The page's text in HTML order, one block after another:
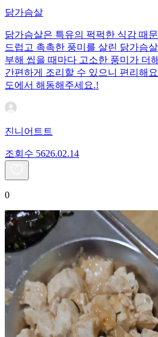
닭가슴살
닭가슴살은 특유의 퍽퍽한 식감 때
드럽고 촉촉한 풍미를 살린 닭가슴
부해 씹을 때마다 고소한 풍미가 더
간편하게 조리할 수 있으니 편리해
도에서 해동해주세요.!
진니어트트
조회수 5626.02.14
0